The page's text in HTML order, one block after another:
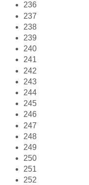
236
237
238
239
240
241
242
243
244
245
246
247
248
249
250
251
252